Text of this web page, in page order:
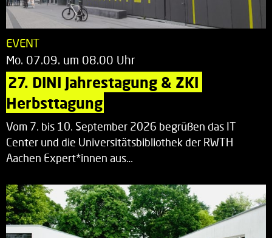
EVENT
Mo. 07.09. um 08.00 Uhr
27. DINI Jahrestagung & ZKI
Herbsttagung
Vom 7. bis 10. September 2026 begrüßen das IT
Center und die Universitätsbibliothek der RWTH
Aachen Expert*innen aus…